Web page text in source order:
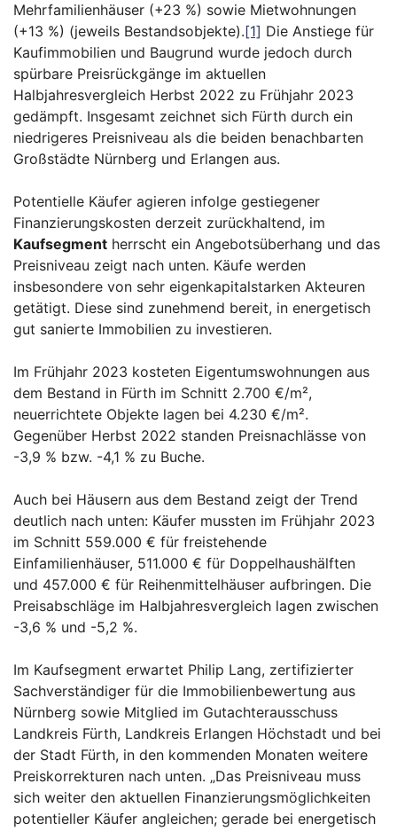
Mehrfamilienhäuser (+23 %) sowie Mietwohnungen
(+13 %) (jeweils Bestandsobjekte).[1] Die Anstiege für
Kaufimmobilien und Baugrund wurde jedoch durch
spürbare Preisrückgänge im aktuellen
Halbjahresvergleich Herbst 2022 zu Frühjahr 2023
gedämpft. Insgesamt zeichnet sich Fürth durch ein
niedrigeres Preisniveau als die beiden benachbarten
Großstädte Nürnberg und Erlangen aus.
Potentielle Käufer agieren infolge gestiegener
Finanzierungskosten derzeit zurückhaltend, im
Kaufsegment herrscht ein Angebotsüberhang und das
Preisniveau zeigt nach unten. Käufe werden
insbesondere von sehr eigenkapitalstarken Akteuren
getätigt. Diese sind zunehmend bereit, in energetisch
gut sanierte Immobilien zu investieren.
Im Frühjahr 2023 kosteten Eigentumswohnungen aus
dem Bestand in Fürth im Schnitt 2.700 €/m²,
neuerrichtete Objekte lagen bei 4.230 €/m².
Gegenüber Herbst 2022 standen Preisnachlässe von
-3,9 % bzw. -4,1 % zu Buche.
Auch bei Häusern aus dem Bestand zeigt der Trend
deutlich nach unten: Käufer mussten im Frühjahr 2023
im Schnitt 559.000 € für freistehende
Einfamilienhäuser, 511.000 € für Doppelhaushälften
und 457.000 € für Reihenmittelhäuser aufbringen. Die
Preisabschläge im Halbjahresvergleich lagen zwischen
-3,6 % und -5,2 %.
Im Kaufsegment erwartet Philip Lang, zertifizierter
Sachverständiger für die Immobilienbewertung aus
Nürnberg sowie Mitglied im Gutachterausschuss
Landkreis Fürth, Landkreis Erlangen Höchstadt und bei
der Stadt Fürth, in den kommenden Monaten weitere
Preiskorrekturen nach unten. „Das Preisniveau muss
sich weiter den aktuellen Finanzierungsmöglichkeiten
potentieller Käufer angleichen; gerade bei energetisch